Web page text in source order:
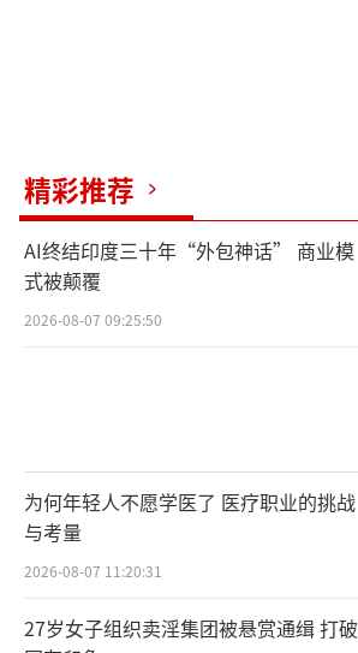
精彩推荐
AI终结印度三十年“外包神话” 商业模
式被颠覆
2026-08-07 09:25:50
为何年轻人不愿学医了 医疗职业的挑战
与考量
2026-08-07 11:20:31
27岁女子组织卖淫集团被悬赏通缉 打破